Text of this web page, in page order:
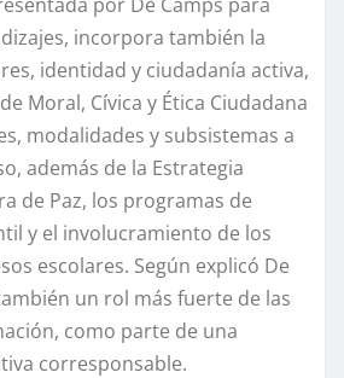
incorpora también la
identidad y ciudadanía activa,
Moral, Cívica y Ética Ciudadana
modalidades y subsistemas a
además de la Estrategia
de Paz, los programas de
y el involucramiento de los
escolares. Según explicó De
un rol más fuerte de las
como parte de una
corresponsable.